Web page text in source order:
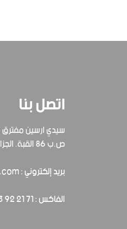
اتصل بنا
سيدي ارسين
ص.ب 86 القبة. الجزائر 16000. الجزائر
بريد إلكتروني : ona.officiel@gmail.com
الفاكس : 71 21 92 23 (213)